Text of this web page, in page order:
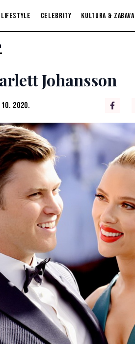
Lifestyle Celebrity Kultura & zabava
Johansson
2020.